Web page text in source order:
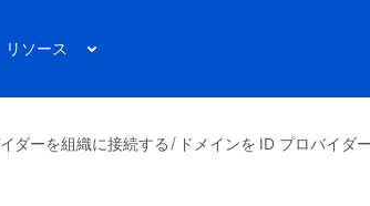
リソース
ダーを組織に接続する ドメインを ID プロバイダ